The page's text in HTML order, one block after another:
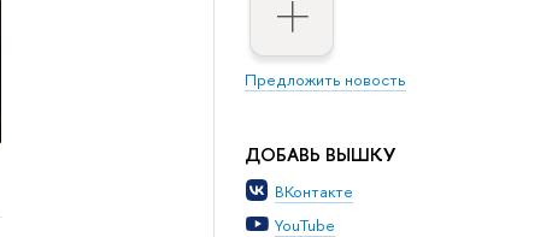
Предложить новость
ДОБАВЬ ВЫШКУ
ВКонтакте
YouTube